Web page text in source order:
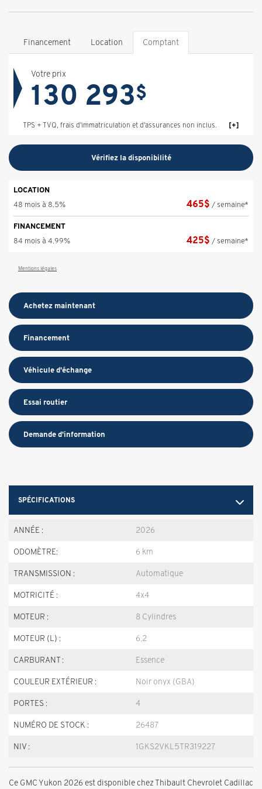
SPÉCIFICATIONS
ANNÉE : 2026
ODOMÈTRE: 6 km
TRANSMISSION : Automatique
MOTRICITÉ : 4x4
MOTEUR : 8 Cylindres
MOTEUR (L) : 6.2
CARBURANT : Essence
COULEUR EXTÉRIEUR : Noir onyx (GBA)
PORTES : 4
NUMÉRO DE STOCK : 26487
NIV : 1GKS2VKL5TR319227
Ce GMC Yukon 2026 est disponible chez Thibault Chevrolet Cadillac
Financement Location Comptant
Votre prix
130 293$
TPS + TVQ, frais d'immatriculation et d'assurances non inclus.
Vérifiez la disponibilité
LOCATION
48 mois à 8.5%
465$ / semaine*
FINANCEMENT
84 mois à 4.99%
425$ / semaine*
Mentions légales
Achetez maintenant
Financement
Véhicule d'échange
Essai routier
Demande d'information